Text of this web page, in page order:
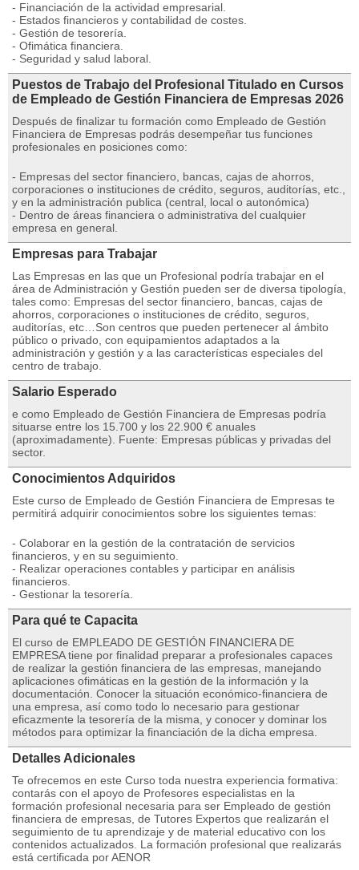
- Financiación de la actividad empresarial.
- Estados financieros y contabilidad de costes.
- Gestión de tesorería.
- Ofimática financiera.
- Seguridad y salud laboral.
Puestos de Trabajo del Profesional Titulado en Cursos
de Empleado de Gestión Financiera de Empresas 2026
Después de finalizar tu formación como Empleado de Gestión
Financiera de Empresas podrás desempeñar tus funciones
profesionales en posiciones como:
- Empresas del sector financiero, bancas, cajas de ahorros,
corporaciones o instituciones de crédito, seguros, auditorías, etc.,
y en la administración publica (central, local o autonómica)
- Dentro de áreas financiera o administrativa del cualquier
empresa en general.
Empresas para Trabajar
Las Empresas en las que un Profesional podría trabajar en el
área de Administración y Gestión pueden ser de diversa tipología,
tales como: Empresas del sector financiero, bancas, cajas de
ahorros, corporaciones o instituciones de crédito, seguros,
auditorías, etc…Son centros que pueden pertenecer al ámbito
público o privado, con equipamientos adaptados a la
administración y gestión y a las características especiales del
centro de trabajo.
Salario Esperado
e como Empleado de Gestión Financiera de Empresas podría
situarse entre los 15.700 y los 22.900 € anuales
(aproximadamente). Fuente: Empresas públicas y privadas del
sector.
Conocimientos Adquiridos
Este curso de Empleado de Gestión Financiera de Empresas te
permitirá adquirir conocimientos sobre los siguientes temas:
- Colaborar en la gestión de la contratación de servicios
financieros, y en su seguimiento.
- Realizar operaciones contables y participar en análisis
financieros.
- Gestionar la tesorería.
Para qué te Capacita
El curso de EMPLEADO DE GESTIÓN FINANCIERA DE
EMPRESA tiene por finalidad preparar a profesionales capaces
de realizar la gestión financiera de las empresas, manejando
aplicaciones ofimáticas en la gestión de la información y la
documentación. Conocer la situación económico-financiera de
una empresa, así como todo lo necesario para gestionar
eficazmente la tesorería de la misma, y conocer y dominar los
métodos para optimizar la financiación de la dicha empresa.
Detalles Adicionales
Te ofrecemos en este Curso toda nuestra experiencia formativa:
contarás con el apoyo de Profesores especialistas en la
formación profesional necesaria para ser Empleado de gestión
financiera de empresas, de Tutores Expertos que realizarán el
seguimiento de tu aprendizaje y de material educativo con los
contenidos actualizados. La formación profesional que realizarás
está certificada por AENOR